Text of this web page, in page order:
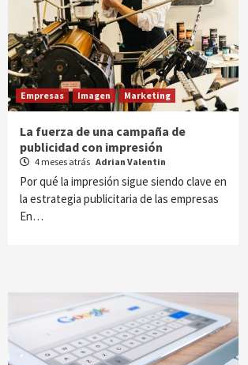
Empresas Imagen Marketing
La fuerza de una campaña de
publicidad con impresión
4 meses atrás Adrian Valentin
Por qué la impresión sigue siendo clave en
la estrategia publicitaria de las empresas
En…